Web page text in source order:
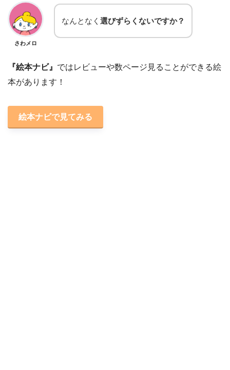
さわメロ
なんとなく 選びずらくないですか？
『絵本ナビ』 ではレビューや数ページ見ることができる絵
本があります！
絵本ナビで見てみる